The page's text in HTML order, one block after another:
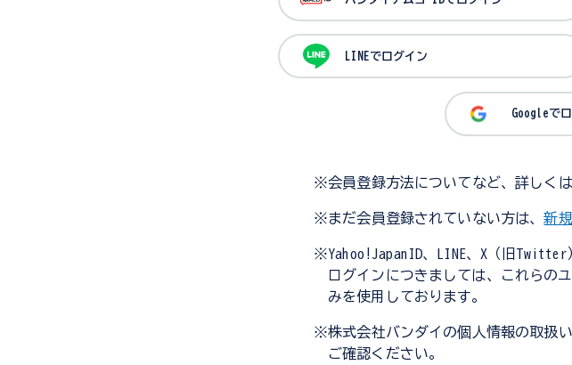
LINEでログイン
Googleで
※会員登録方法についてなど、詳しくは
※まだ会員登録されていない方は、新
※Yahoo!JapanID、LINE、X（旧
ログインにつきましては、これらの
みを使用しております。
※株式会社バンダイの個人情報の取扱
ご確認ください。